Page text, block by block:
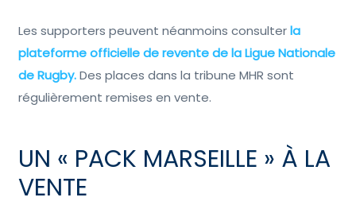
Les supporters peuvent néanmoins consulter la
plateforme officielle de revente de la Ligue Nationale
de Rugby.Des places dans la tribune MHR sont
régulièrement remises en vente.
UN « PACK MARSEILLE » À LA
VENTE